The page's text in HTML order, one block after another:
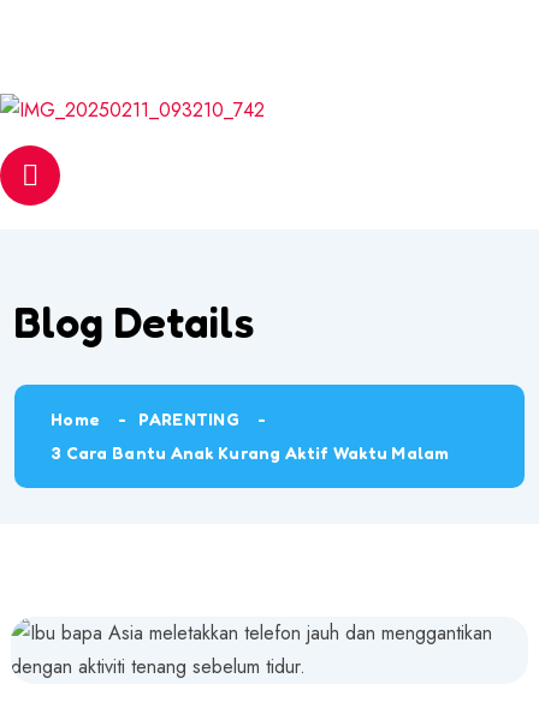
Blog Details
Home
PARENTING
3 Cara Bantu Anak Kurang Aktif Waktu Malam